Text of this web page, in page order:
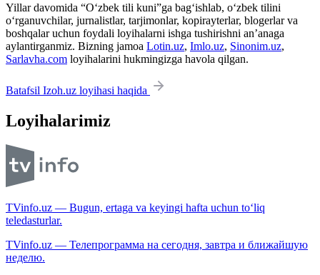
Yillar davomida “O‘zbek tili kuni”ga bag‘ishlab, o‘zbek tilini
o‘rganuvchilar, jurnalistlar, tarjimonlar, kopirayterlar, blogerlar va
boshqalar uchun foydali loyihalarni ishga tushirishni an’anaga
aylantirganmiz. Bizning jamoa Lotin.uz, Imlo.uz, Sinonim.uz,
Sarlavha.com loyihalarini hukmingizga havola qilgan.
Batafsil Izoh.uz loyihasi haqida
Loyihalarimiz
TVinfo.uz — Bugun, ertaga va keyingi hafta uchun to‘liq
teledasturlar.
TVinfo.uz — Телепрограмма на сегодня, завтра и ближайшую
неделю.